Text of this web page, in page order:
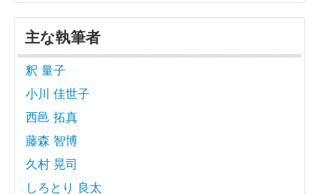
主な執筆者
釈 量子
小川 佳世子
西邑 拓真
藤森 智博
久村 晃司
しろとり 良太